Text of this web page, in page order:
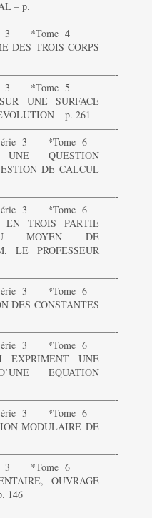
– p.
3 *Tome 4
DES TROIS CORPS
3 *Tome 5
UNE SURFACE
– p. 261
3 *Tome 6
QUESTION
DE CALCUL
3 *Tome 6
TROIS PARTIE
MOYEN DE
LE PROFESSEUR
3 *Tome 6
DES CONSTANTES
3 *Tome 6
EXPRIMENT UNE
EQUATION
3 *Tome 6
MODULAIRE DE
3 *Tome 6
OUVRAGE
146